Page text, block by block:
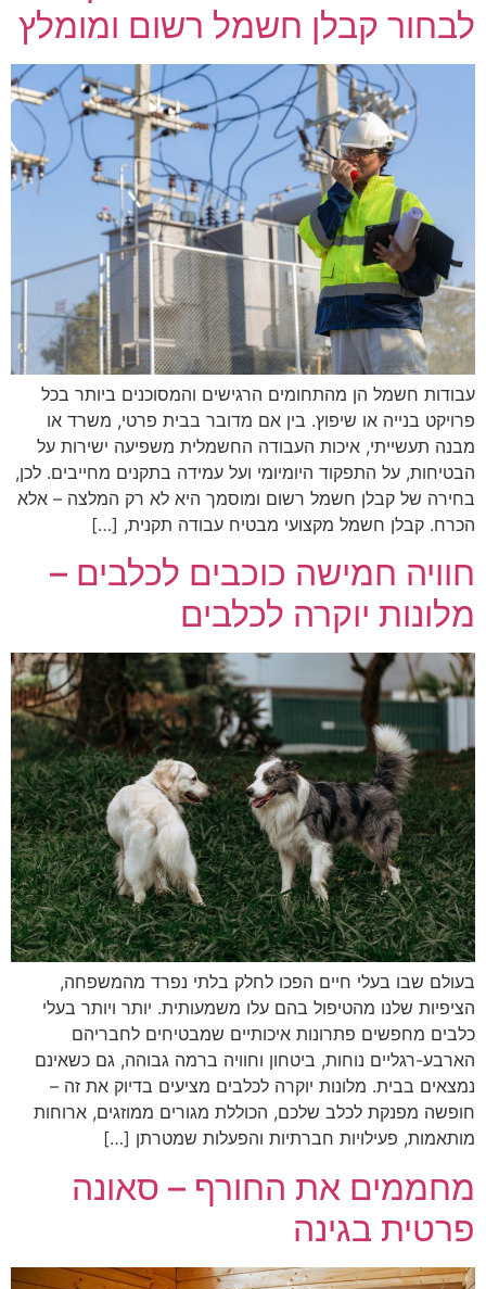
לבחור קבלן חשמל רשום ומומלץ
עבודות חשמל הן מהתחומים הרגישים והמסוכנים ביותר בכל
פרויקט בנייה או שיפוץ. בין אם מדובר בבית פרטי, משרד או
מבנה תעשייתי, איכות העבודה החשמלית משפיעה ישירות על
הבטיחות, על התפקוד היומיומי ועל עמידה בתקנים מחייבים. לכן,
בחירה של קבלן חשמל רשום ומוסמך היא לא רק המלצה – אלא
הכרח. קבלן חשמל מקצועי מבטיח עבודה תקנית, […]
חוויה חמישה כוכבים לכלבים –
מלונות יוקרה לכלבים
בעולם שבו בעלי חיים הפכו לחלק בלתי נפרד מהמשפחה,
הציפיות שלנו מהטיפול בהם עלו משמעותית. יותר ויותר בעלי
כלבים מחפשים פתרונות איכותיים שמבטיחים לחבריהם
הארבע-רגליים נוחות, ביטחון וחוויה ברמה גבוהה, גם כשאינם
נמצאים בבית. מלונות יוקרה לכלבים מציעים בדיוק את זה –
חופשה מפנקת לכלב שלכם, הכוללת מגורים ממוזגים, ארוחות
מותאמות, פעילויות חברתיות והפעלות שמטרתן […]
מחממים את החורף – סאונה
פרטית בגינה